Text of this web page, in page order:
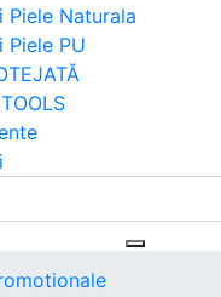
Piele Naturala
Piele PU